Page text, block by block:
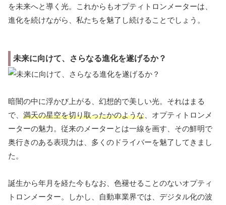
を未来へと導く光。これからもオプティトロンメーターは、
進化を続けながら、私たちを魅了し続けることでしょう。
未来に向けて、さらなる進化を遂げるか？
暗闇の中に浮かび上がる、幻想的で美しい光。それはまる
で、 満天の星空を切り取ったかのような 、オプティトロンメ
ーターの魅力。従来のメーターとは一線を画す、その鮮明で
奥行きのある表現力は、多くのドライバーを魅了してきまし
た。
誕生から年月を経た今もなお、色褪せることのないオプティ
トロンメーター。しかし、自動車業界では、デジタル化の波